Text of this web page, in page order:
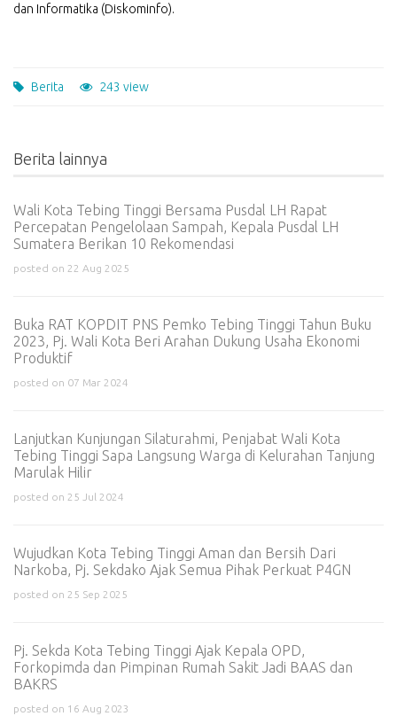
dan Informatika (Diskominfo).
Berita 243 view
Berita lainnya
Wali Kota Tebing Tinggi Bersama Pusdal LH Rapat
Percepatan Pengelolaan Sampah, Kepala Pusdal LH
Sumatera Berikan 10 Rekomendasi
posted on 22 Aug 2025
Buka RAT KOPDIT PNS Pemko Tebing Tinggi Tahun Buku
2023, Pj. Wali Kota Beri Arahan Dukung Usaha Ekonomi
Produktif
posted on 07 Mar 2024
Lanjutkan Kunjungan Silaturahmi, Penjabat Wali Kota
Tebing Tinggi Sapa Langsung Warga di Kelurahan Tanjung
Marulak Hilir
posted on 25 Jul 2024
Wujudkan Kota Tebing Tinggi Aman dan Bersih Dari
Narkoba, Pj. Sekdako Ajak Semua Pihak Perkuat P4GN
posted on 25 Sep 2025
Pj. Sekda Kota Tebing Tinggi Ajak Kepala OPD,
Forkopimda dan Pimpinan Rumah Sakit Jadi BAAS dan
BAKRS
posted on 16 Aug 2023